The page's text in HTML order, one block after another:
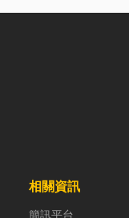
的嘉義挖土
言，從農田整
相關資訊
簡訊平台